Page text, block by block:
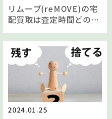
リムーブ(reMOVE)の宅
配買取は査定時間どのく
らい？
2024.01.25